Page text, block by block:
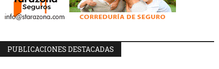
PUBLICACIONES DESTACADAS